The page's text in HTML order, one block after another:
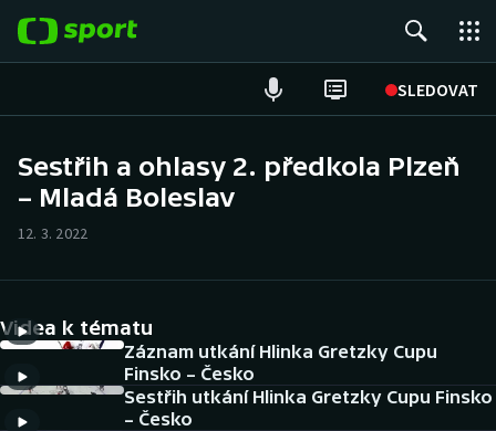
SLEDOVAT
Hokej
Cyklistika
DALŠÍ SPORTY
Sestřih a ohlasy 2. předkola Plzeň
– Mladá Boleslav
12. 3. 2022
Videa k tématu
Záznam utkání Hlinka Gretzky Cupu
Finsko – Česko
Sestřih utkání Hlinka Gretzky Cupu Finsko
– Česko